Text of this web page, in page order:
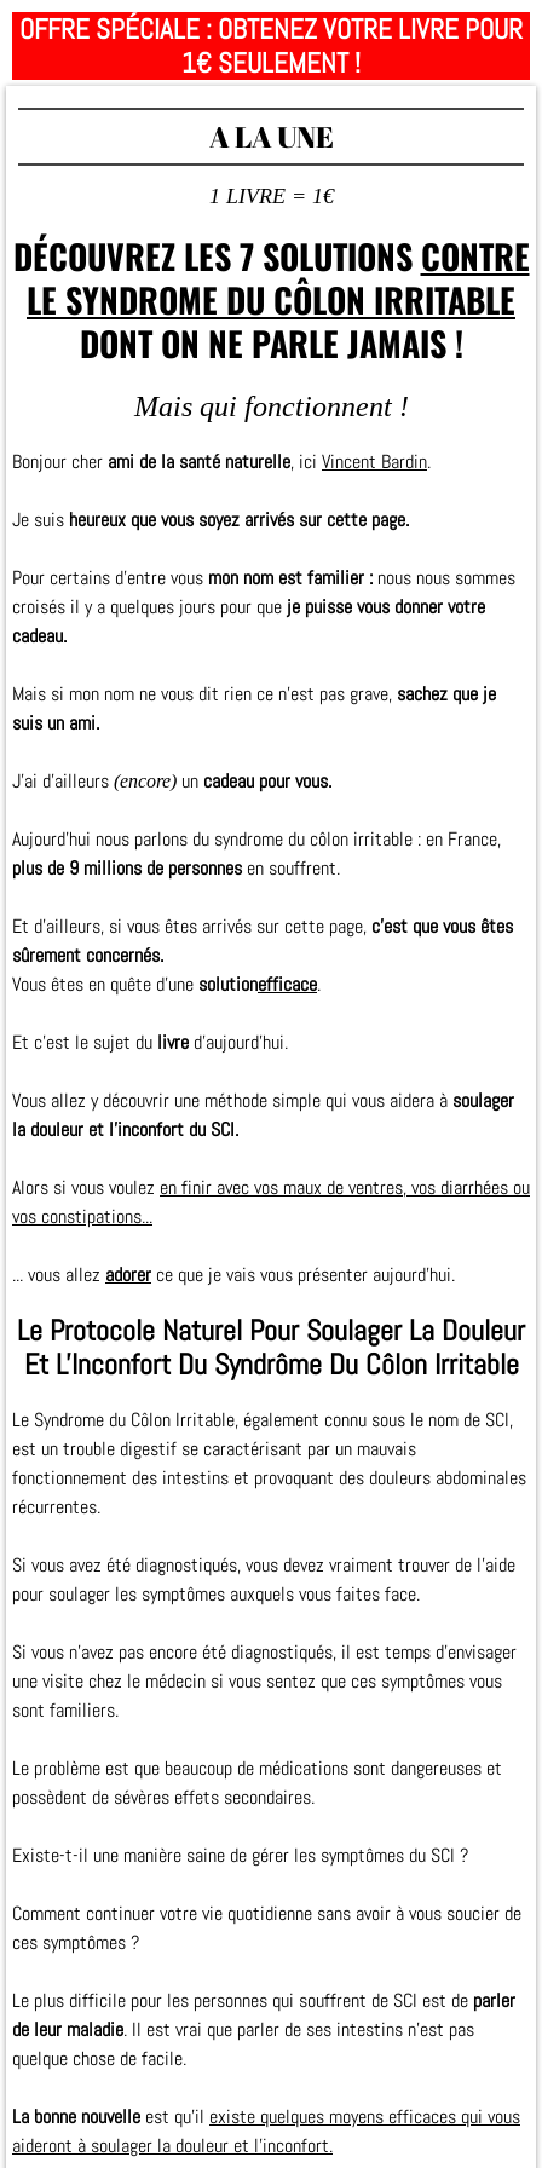
OFFRE SPÉCIALE : OBTENEZ VOTRE LIVRE POUR
1€ SEULEMENT !
A LA UNE
1 LIVRE = 1€
DÉCOUVREZ LES 7 SOLUTIONSCONTRE
LE SYNDROME DU CÔLON IRRITABLE
DONT ON NE PARLE JAMAIS !
Mais qui fonctionnent !
Bonjour cher ami de la santé naturelle, ici Vincent Bardin.
Je suis heureux que vous soyez arrivés sur cette page.
Pour certains d'entre vous mon nom est familier : nous nous sommes
croisés il y a quelques jours pour que je puisse vous donner votre
cadeau.
Mais si mon nom ne vous dit rien ce n'est pas grave, sachez que je
suis un ami.
J'ai d'ailleurs (encore) un cadeau pour vous.
Aujourd'hui nous parlons du syndrome du côlon irritable : en France,
plus de 9 millions de personnes en souffrent.
Et d'ailleurs, si vous êtes arrivés sur cette page, c'est que vous êtes
sûrement concernés.
Vous êtes en quête d'une solutionefficace.
Et c'est le sujet du livre d'aujourd'hui.
Vous allez y découvrir une méthode simple qui vous aidera à soulager
la douleur et l'inconfort du SCI.
Alors si vous voulez en finir avec vos maux de ventres, vos diarrhées ou
vos constipations...
... vous allez adorer ce que je vais vous présenter aujourd'hui.
Le Protocole Naturel Pour Soulager La Douleur
Et L'Inconfort Du Syndrôme Du Côlon Irritable
Le Syndrome du Côlon Irritable, également connu sous le nom de SCI,
est un trouble digestif se caractérisant par un mauvais
fonctionnement des intestins et provoquant des douleurs abdominales
récurrentes.
Si vous avez été diagnostiqués, vous devez vraiment trouver de l’aide
pour soulager les symptômes auxquels vous faites face.
Si vous n’avez pas encore été diagnostiqués, il est temps d’envisager
une visite chez le médecin si vous sentez que ces symptômes vous
sont familiers.
Le problème est que beaucoup de médications sont dangereuses et
possèdent de sévères effets secondaires.
Existe-t-il une manière saine de gérer les symptômes du SCI ?
Comment continuer votre vie quotidienne sans avoir à vous soucier de
ces symptômes ?
Le plus difficile pour les personnes qui souffrent de SCI est de parler
de leur maladie. Il est vrai que parler de ses intestins n’est pas
quelque chose de facile.
La bonne nouvelle est qu’il existe quelques moyens efficaces qui vous
aideront à soulager la douleur et l’inconfort.